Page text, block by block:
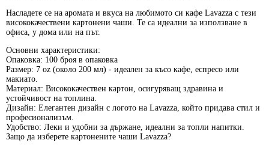
Насладете се на аромата и вкуса на любимото си кафе Lavazza с тези
висококачествени картонени чаши. Те са идеални за използване в
офиса, у дома или на път.
Основни характеристики:
Опаковка: 100 броя в опаковка
Размер: 7 oz (около 200 мл) - идеален за късо кафе, еспресо или
макиато.
Материал: Висококачествен картон, осигуряващ здравина и
устойчивост на топлина.
Дизайн: Елегантен дизайн с логото на Lavazza, който придава стил и
професионализъм.
Удобство: Леки и удобни за държане, идеални за топли напитки.
Защо да изберете картонените чаши Lavazza?